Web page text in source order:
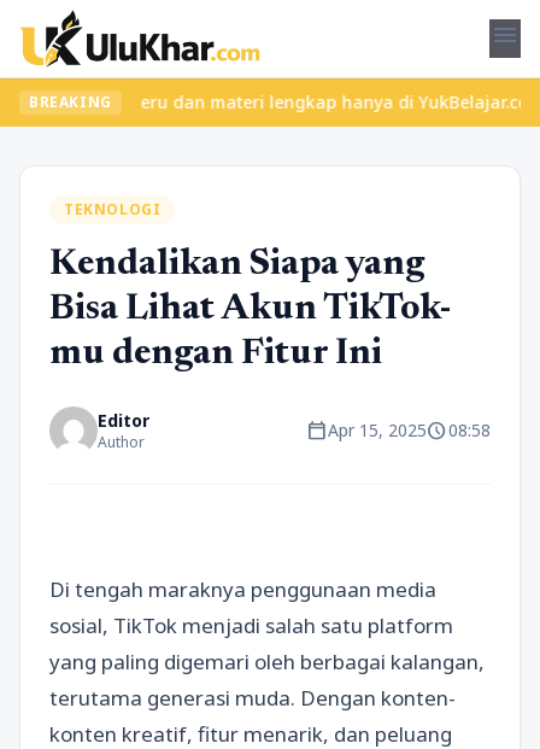
menu
BREAKING
kelas seru dan materi lengkap hanya di YukBelajar.com.
TEKNOLOGI
Kendalikan Siapa yang
Bisa Lihat Akun TikTok-
mu dengan Fitur Ini
Editor
Author calendar_todayApr 15, 2025schedule08:58
Di tengah maraknya penggunaan media
sosial, TikTok menjadi salah satu platform
yang paling digemari oleh berbagai kalangan,
terutama generasi muda. Dengan konten-
konten kreatif, fitur menarik, dan peluang